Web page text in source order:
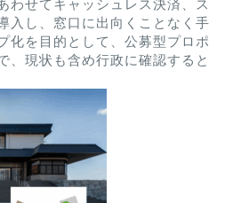
わせてキャッシュレス決済、ス
入し、窓口に出向くことなく手
化を目的として、公募型プロポ
、現状も含め行政に確認すると